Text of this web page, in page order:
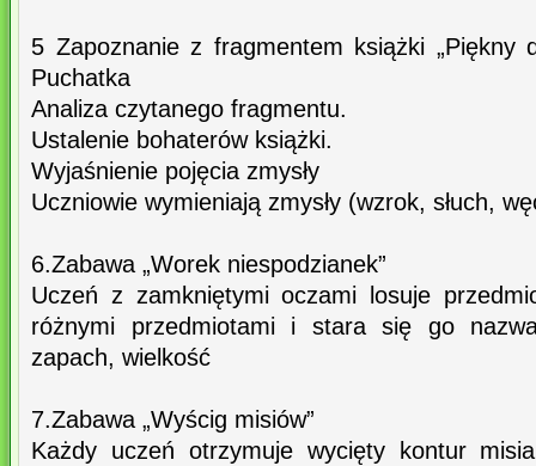
5 Zapoznanie z fragmentem książki „Piękny
Puchatka
Analiza czytanego fragmentu.
Ustalenie bohaterów książki.
Wyjaśnienie pojęcia zmysły
Uczniowie wymieniają zmysły (wzrok, słuch,
6.Zabawa „Worek niespodzianek”
Uczeń z zamkniętymi oczami losuje
różnymi przedmiotami i stara się go
zapach, wielkość
7.Zabawa „Wyścig misiów”
Każdy uczeń otrzymuje wycięty kontur